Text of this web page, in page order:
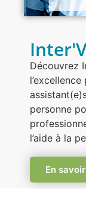
Découvrez
personne
l’aide à la
En